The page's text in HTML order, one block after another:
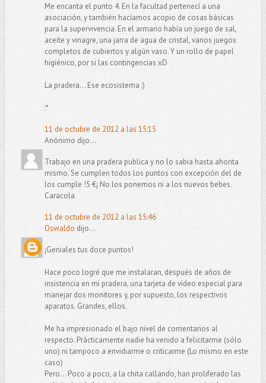
Me encanta el punto 4. En la facultad pertenecí a una
asociación, y también hacíamos acopio de cosas básicas
para la supervivencia. En el armario había un juego de sal,
aceite y vinagre, una jarra de agua de cristal, varios juegos
completos de cubiertos y algún vaso. Y un rollo de papel
higiénico, por si las contingencias xD
La pradera... Ese ecosistema :)
:*
11 de octubre de 2012 a las 15:15
Anónimo dijo...
Trabajo en una pradera publica y no lo sabia hasta ahorita
mismo. Se cumplen todos los puntos con excepción del de
los cumple !5 €¡ No los ponemos ni a los nuevos bebes.
Caracola
11 de octubre de 2012 a las 15:46
Oswaldo dijo...
¡Geniales tus doce puntos!
Hace poco logré que me instalaran, después de años de
insistencia en mi pradera, una tarjeta de video especial para
manejar dos monitores y, por supuesto, los respectivos
aparatos. Grandes, ellos.
Me ha impresionado el bajo nivel de comentarios al
respecto. Prácticamente nadie ha venido a felicitarme (sólo
uno) ni tampoco a envidiarme o criticarme (Lo mismo en este
caso)
Pero... Poco a poco, a la chita callando, han proliferado las